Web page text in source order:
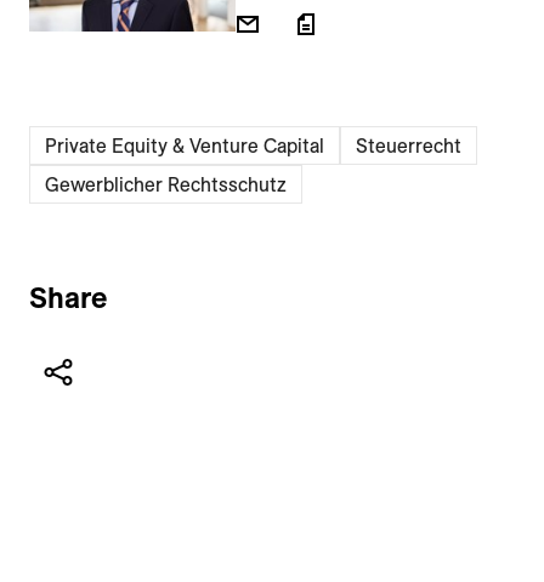
Private Equity & Venture Capital
Steuerrecht
Gewerblicher Rechtsschutz
Share